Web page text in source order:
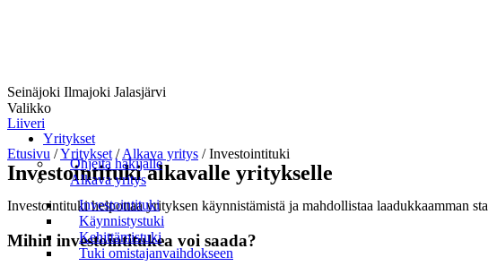
Liiveri
Seinäjoki Ilmajoki Jalasjärvi
Valikko
Yritykset
Ohjeita hakijalle
Alkava yritys
Investointituki
Käynnistystuki
Kehittämistuki
Tuki omistajanvaihdokseen
Etusivu /Yritykset /Alkava yritys /Investointituki
Investointituki alkavalle yritykselle
Investointituki helpottaa yrityksen käynnistämistä ja mahdollistaa laadukkaamman
Mihin investointitukea voi saada?